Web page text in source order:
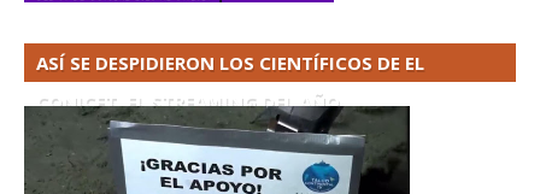
ASÍ SE DESPIDIERON LOS CIENTÍFICOS DE EL
CONICET. EL STREAMING DEL AÑO